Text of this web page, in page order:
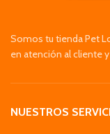
Somos tu tienda Pet
en atención al cliente
NUESTROS